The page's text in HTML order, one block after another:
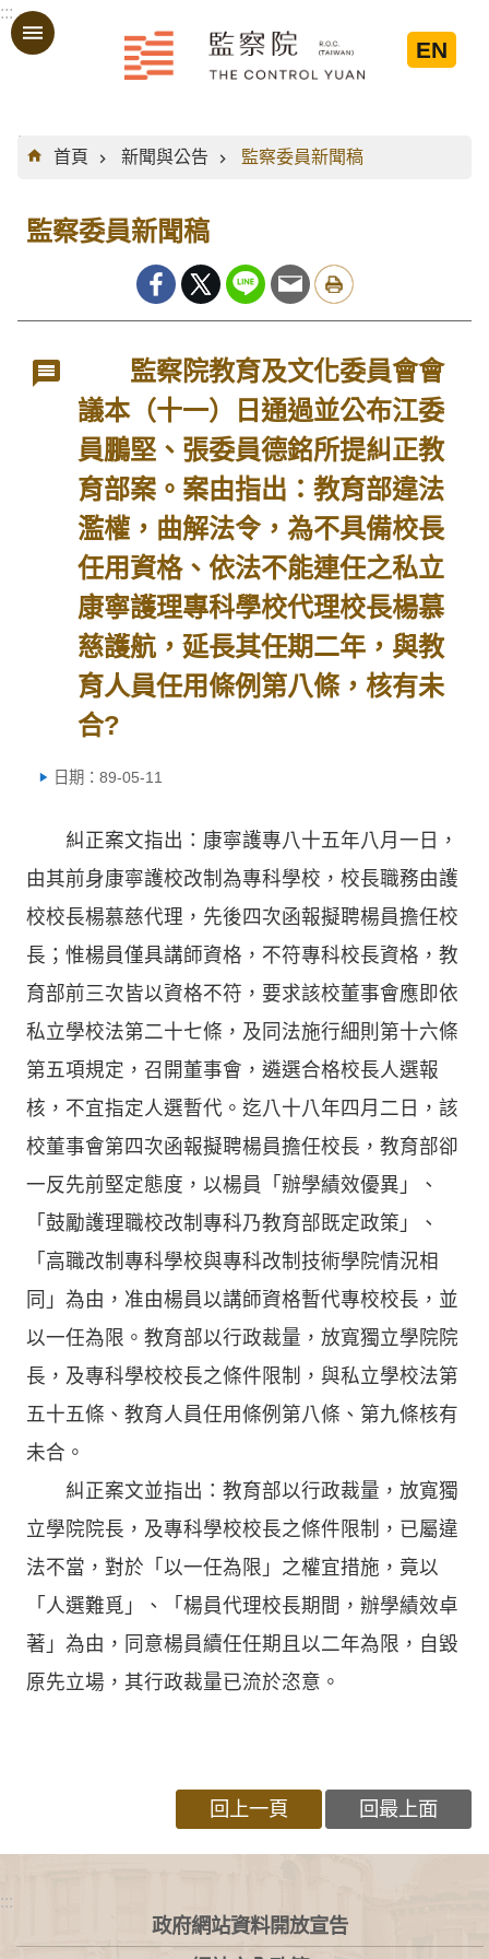
跳到主要內容區塊
:::
EN
:::
首頁
新聞與公告 監察委員新聞稿
監察委員新聞稿
監察院教育及文化委員會會
議本（十一）日通過並公布江委
員鵬堅、張委員德銘所提糾正教
育部案。案由指出：教育部違法
濫權，曲解法令，為不具備校長
任用資格、依法不能連任之私立
康寧護理專科學校代理校長楊慕
慈護航，延長其任期二年，與教
育人員任用條例第八條，核有未
合?
日期：89-05-11
糾正案文指出：康寧護專八十五年八月一日，
由其前身康寧護校改制為專科學校，校長職務由護
校校長楊慕慈代理，先後四次函報擬聘楊員擔任校
長；惟楊員僅具講師資格，不符專科校長資格，教
育部前三次皆以資格不符，要求該校董事會應即依
私立學校法第二十七條，及同法施行細則第十六條
第五項規定，召開董事會，遴選合格校長人選報
核，不宜指定人選暫代。迄八十八年四月二日，該
校董事會第四次函報擬聘楊員擔任校長，教育部卻
一反先前堅定態度，以楊員「辦學績效優異」、
「鼓勵護理職校改制專科乃教育部既定政策」、
「高職改制專科學校與專科改制技術學院情況相
同」為由，准由楊員以講師資格暫代專校校長，並
以一任為限。教育部以行政裁量，放寬獨立學院院
長，及專科學校校長之條件限制，與私立學校法第
五十五條、教育人員任用條例第八條、第九條核有
未合。
糾正案文並指出：教育部以行政裁量，放寬獨
立學院院長，及專科學校校長之條件限制，已屬違
法不當，對於「以一任為限」之權宜措施，竟以
「人選難覓」、「楊員代理校長期間，辦學績效卓
著」為由，同意楊員續任任期且以二年為限，自毀
原先立場，其行政裁量已流於恣意。
回上一頁 回最上面
:::
政府網站資料開放宣告